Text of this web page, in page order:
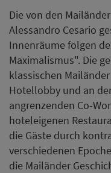
Die von den
Alessandro Cesario
Innenräume folgen
Maximalismus". Die
klassischen
Hotellobby und an
angrenzenden Co-
hoteleigenen
die Gäste durch
verschiedenen
die Mailänder